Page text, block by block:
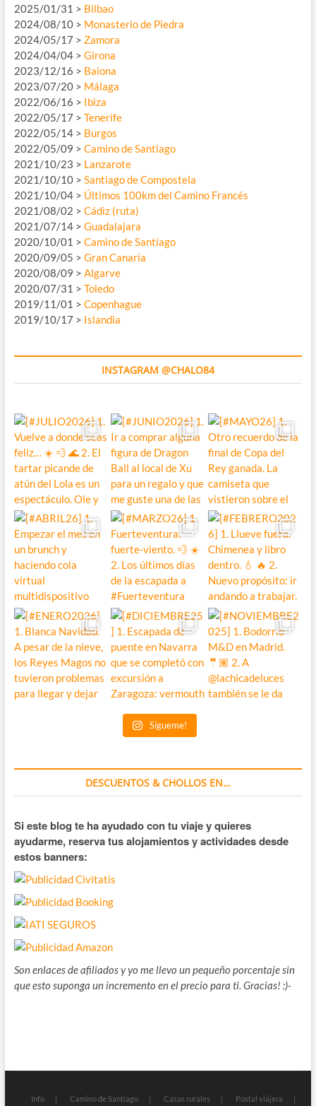
2025/01/31 > Bilbao
2024/08/10 > Monasterio de Piedra
2024/05/17 > Zamora
2024/04/04 > Girona
2023/12/16 > Baiona
2023/07/20 > Málaga
2022/06/16 > Ibiza
2022/05/17 > Tenerife
2022/05/14 > Burgos
2022/05/09 > Camino de Santiago
2021/10/23 > Lanzarote
2021/10/10 > Santiago de Compostela
2021/10/04 > Últimos 100km del Camino Francés
2021/08/02 > Cádiz (ruta)
2021/07/14 > Guadalajara
2020/10/01 > Camino de Santiago
2020/09/05 > Gran Canaria
2020/08/09 > Algarve
2020/07/31 > Toledo
2019/11/01 > Copenhague
2019/10/17 > Islandia
INSTAGRAM @CHALO84
Sígueme!
DESCUENTOS & CHOLLOS EN…
Si este blog te ha ayudado con tu viaje y quieres
ayudarme, reserva tus alojamientos y actividades desde
estos banners:
Son enlaces de afiliados y yo me llevo un pequeño porcentaje sin
que esto suponga un incremento en el precio para ti. Gracias! :)-
Info Camino de Santiago Casas rurales Postal viajera